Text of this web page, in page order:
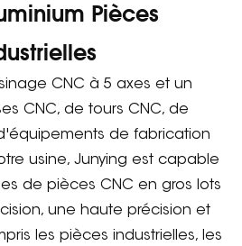
Pièces
CNC à 5 axes et un
CNC, de tours CNC, de
de fabrication
usine, Junying est capable
de pièces CNC en gros lots
une haute précision et
les pièces industrielles, les